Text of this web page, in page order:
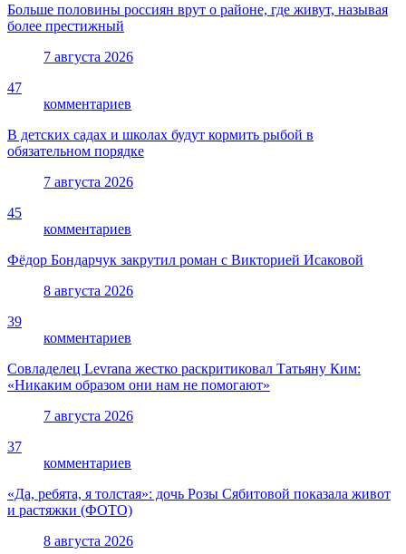
Больше половины россиян врут о районе, где живут, называя
более престижный
7 августа 2026
47
комментариев
В детских садах и школах будут кормить рыбой в
обязательном порядке
7 августа 2026
45
комментариев
Фёдор Бондарчук закрутил роман с Викторией Исаковой
8 августа 2026
39
комментариев
Совладелец Levrana жестко раскритиковал Татьяну Ким:
«Никаким образом они нам не помогают»
7 августа 2026
37
комментариев
«Да, ребята, я толстая»: дочь Розы Сябитовой показала живот
и растяжки (ФОТО)
8 августа 2026